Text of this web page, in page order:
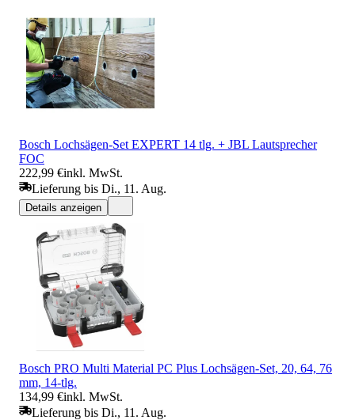
Bosch Lochsägen-Set EXPERT 14 tlg. + JBL Lautsprecher
FOC
222,99 €inkl. MwSt.
Lieferung bis Di., 11. Aug.
Details anzeigen
Bosch PRO Multi Material PC Plus Lochsägen-Set, 20, 64, 76
mm, 14-tlg.
134,99 €inkl. MwSt.
Lieferung bis Di., 11. Aug.